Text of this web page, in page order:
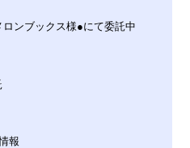
ンブックス様●にて委託中
報